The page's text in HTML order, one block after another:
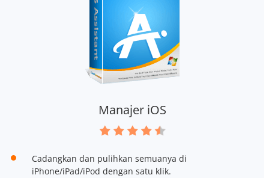
Manajer iOS
Cadangkan dan pulihkan semuanya di
iPhone/iPad/iPod dengan satu klik.